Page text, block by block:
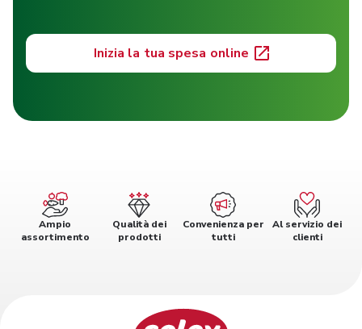
Inizia la tua spesa online
Ampio
assortimento
Qualità dei
prodotti
Convenienza per
tutti
Al servizio dei
clienti